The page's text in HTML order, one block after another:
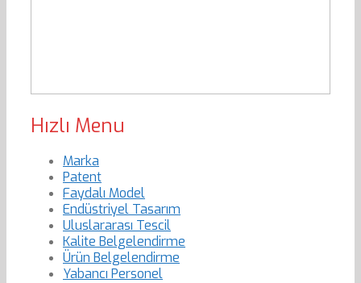
Hızlı Menu
Marka
Patent
Faydalı Model
Endüstriyel Tasarım
Uluslararası Tescil
Kalite Belgelendirme
Ürün Belgelendirme
Yabancı Personel